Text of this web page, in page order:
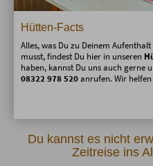
Hütten-Facts
Alles, was Du zu Deinem
musst, findest Du hier in unseren
haben, kannst Du uns auch gerne
08322 978 520anrufen. Wir
Du kannst es nicht
Zeitreise ins